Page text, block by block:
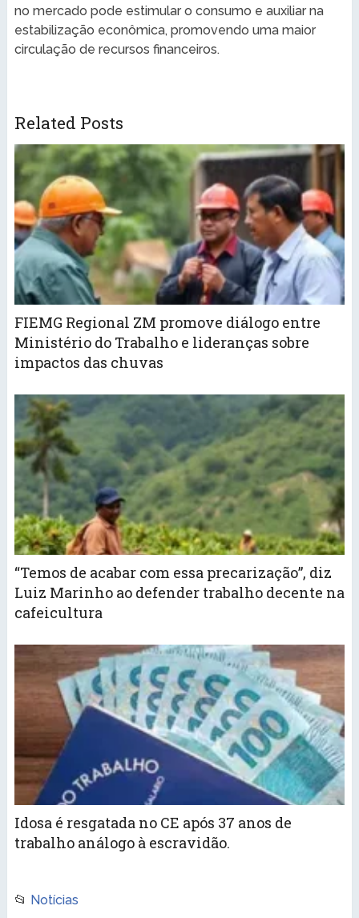
no mercado pode estimular o consumo e auxiliar na
estabilização econômica, promovendo uma maior
circulação de recursos financeiros.
Related Posts
FIEMG Regional ZM promove diálogo entre
Ministério do Trabalho e lideranças sobre
impactos das chuvas
“Temos de acabar com essa precarização”, diz
Luiz Marinho ao defender trabalho decente na
cafeicultura
Idosa é resgatada no CE após 37 anos de
trabalho análogo à escravidão.
📂 Notícias